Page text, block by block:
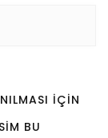
IÇIN
BU